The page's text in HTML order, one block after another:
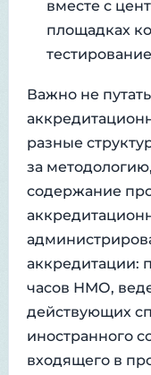
вместе с
площадках
Важно не
разные
за
содержание
аккредитации:
часов НМО,
действующих
иностранного
входящего в